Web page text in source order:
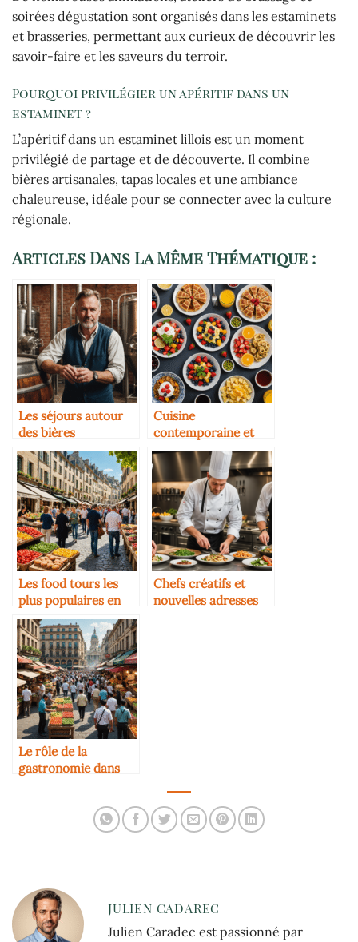
soirées dégustation sont organisés dans les estaminets
et brasseries, permettant aux curieux de découvrir les
savoir-faire et les saveurs du terroir.
Pourquoi privilégier un apéritif dans un
estaminet ?
L’apéritif dans un estaminet lillois est un moment
privilégié de partage et de découverte. Il combine
bières artisanales, tapas locales et une ambiance
chaleureuse, idéale pour se connecter avec la culture
régionale.
Articles Dans La Même Thématique :
Les séjours autour
des bières
artisanales
Cuisine
contemporaine et
adresses à tester au
Brésil
Les food tours les
plus populaires en
Europe
Chefs créatifs et
nouvelles adresses
Le rôle de la
gastronomie dans
JULIEN CADAREC
Julien Caradec est passionné par